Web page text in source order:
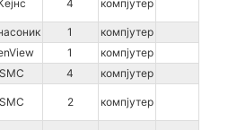
4 компјутер
1
компјутер
1
компјутер
SMC 4 компјутер
SMC 2 компјутер